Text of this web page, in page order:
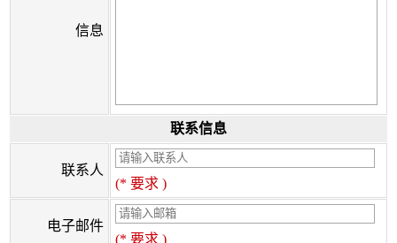
信息
联系信息
联系人
(* 要求 )
电子邮件
(* 要求 )